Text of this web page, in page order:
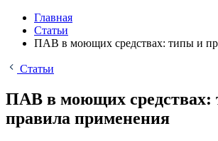
Главная
Статьи
ПАВ в моющих средствах: типы и
Статьи
ПАВ в моющих средствах:
правила применения